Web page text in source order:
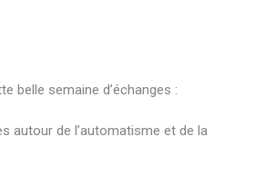
belle semaine d’échanges :
autour de l’automatisme et de la